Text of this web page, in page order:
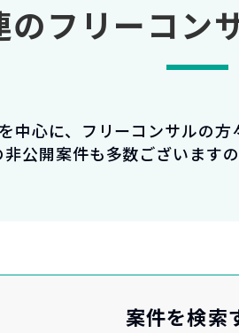
のフリーコン
中心に、フリーコンサルの方
公開案件も多数ございます
案件を検索